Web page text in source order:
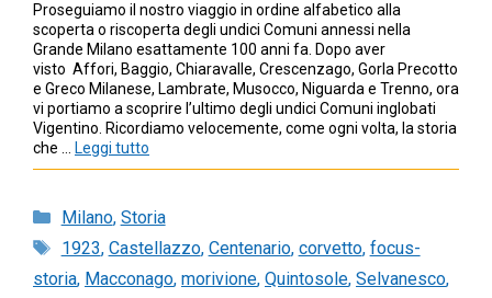
Proseguiamo il nostro viaggio in ordine alfabetico alla
scoperta o riscoperta degli undici Comuni annessi nella
Grande Milano esattamente 100 anni fa. Dopo aver
visto Affori, Baggio, Chiaravalle, Crescenzago, Gorla Precotto
e Greco Milanese, Lambrate, Musocco, Niguarda e Trenno, ora
vi portiamo a scoprire l’ultimo degli undici Comuni inglobati
Vigentino. Ricordiamo velocemente, come ogni volta, la storia
che … Leggi tutto
Categorie
Milano, Storia
Tag
1923, Castellazzo, Centenario, corvetto, focus-
storia, Macconago, morivione, Quintosole, Selvanesco,